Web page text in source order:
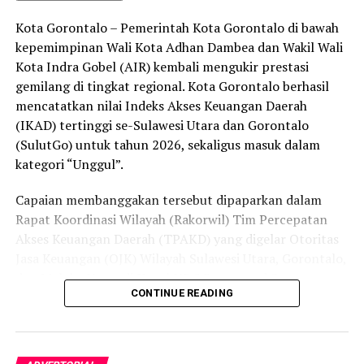
secara menyeluruh, tidak hanya menyasar pengecer
skala kecil tetapi juga distributor dan toko-toko besar
yang melanggar aturan.
Dalam daftar pemeringkatan nasional tersebut, Kota
Denpasar menempati posisi puncak dengan tingkat rasa
aman masyarakat melebihi 81 persen, disusul oleh Kota
Yogyakarta, Surakarta, Semarang, Magelang, dan
Kota Gorontalo yang berada di urutan ketujuh berhasil
mengungguli sejumlah kota berkembang lainnya di
Singkawang. Capaian ini menjadi bukti konkret bahwa
Kota Gorontalo terus bertransformasi menjadi daerah
Kota Gorontalo – Pemerintah Kota Gorontalo di bawah
kepemimpinan Wali Kota Adhan Dambea dan Wakil Wali
Kota Indra Gobel (AIR) kembali mengukir prestasi
gemilang di tingkat regional. Kota Gorontalo berhasil
mencatatkan nilai Indeks Akses Keuangan Daerah
(IKAD) tertinggi se-Sulawesi Utara dan Gorontalo
(SulutGo) untuk tahun 2026, sekaligus masuk dalam
kategori “Unggul”.
Capaian membanggakan tersebut dipaparkan dalam
Rapat Koordinasi Wilayah (Rakorwil) Tim Percepatan
Akses Keuangan Daerah (TPAKD) yang digelar Otoritas
dan Maluku Utara di Hotel NDC Resort and Spa,
Manado, Sulawesi Utara, Rabu (29/7/2026).
Delegasi Pemkot Gorontalo dipimpin langsung oleh
Wakil Wali Kota Gorontalo Indra Gobel, didampingi
CONTINUE READING